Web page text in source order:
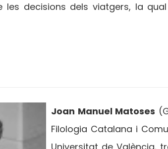
les decisions dels viatgers, la
Joan Manuel Matoses
Filologia Catalana i